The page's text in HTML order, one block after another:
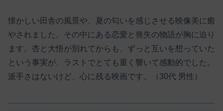
懐かしい田舎の風景や、夏の匂いを感じさせる映像美に癒
やされました。その中にある恋愛と喪失の物語が胸に迫り
ます。杏と大悟が別れてからも、ずっと互いを想っていた
という事実が、ラストでとても重く響いて感動的でした。
派手さはないけど、心に残る映画です。（30代 男性）